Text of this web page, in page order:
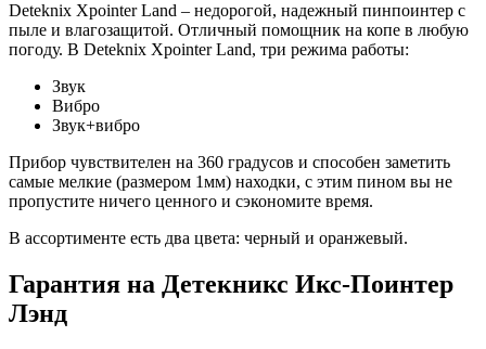
Deteknix Xpointer Land – недорогой, надежный пинпоинтер с
пыле и влагозащитой. Отличный помощник на копе в любую
погоду. В Deteknix Xpointer Land, три режима работы:
Звук
Вибро
Звук+вибро
Прибор чувствителен на 360 градусов и способен заметить
самые мелкие (размером 1мм) находки, с этим пином вы не
пропустите ничего ценного и сэкономите время.
В ассортименте есть два цвета: черный и оранжевый.
Гарантия на Детекникс Икс-Поинтер
Лэнд